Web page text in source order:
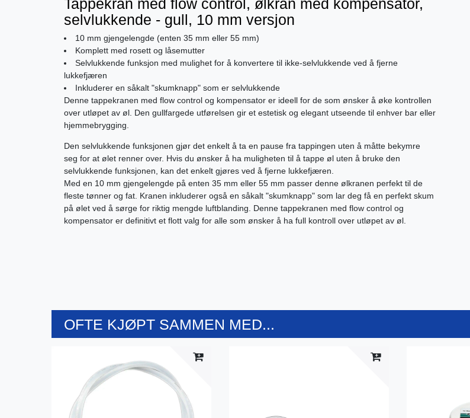
Tappekran med flow control, ølkran med kompensator,
selvlukkende - gull, 10 mm versjon
10 mm gjengelengde (enten 35 mm eller 55 mm)
Komplett med rosett og låsemutter
Selvlukkende funksjon med mulighet for å konvertere til ikke-selvlukkende ved å fjerne
lukkefjæren
Inkluderer en såkalt "skumknapp" som er selvlukkende
Denne tappekranen med flow control og kompensator er ideell for de som ønsker å øke kontrollen
over utløpet av øl. Den gullfargede utførelsen gir et estetisk og elegant utseende til enhver bar eller
hjemmebrygging.
Den selvlukkende funksjonen gjør det enkelt å ta en pause fra tappingen uten å måtte bekymre
seg for at ølet renner over. Hvis du ønsker å ha muligheten til å tappe øl uten å bruke den
selvlukkende funksjonen, kan det enkelt gjøres ved å fjerne lukkefjæren.
Med en 10 mm gjengelengde på enten 35 mm eller 55 mm passer denne ølkranen perfekt til de
fleste tønner og fat. Kranen inkluderer også en såkalt "skumknapp" som lar deg få en perfekt skum
på ølet ved å sørge for riktig mengde luftblanding. Denne tappekranen med flow control og
kompensator er definitivt et flott valg for alle som ønsker å ha full kontroll over utløpet av øl.
OFTE KJØPT SAMMEN MED...